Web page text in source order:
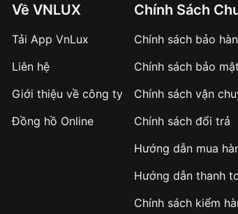
Về VNLUX
Tải App VnLux
Liên hệ
Giới thiệu về công ty
Đồng hồ Online
Chính Sách
Chính sách bảo
Chính sách bảo mật
Chính sách vận
Chính sách đổi trả
Hướng dẫn mua
Hướng dẫn thanh
Chính sách kiểm